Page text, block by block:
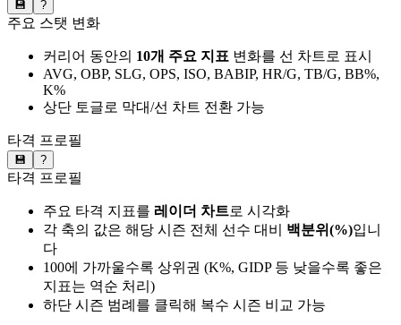
💾 ?
주요 스탯 변화
커리어 동안의 10개 주요 지표 변화를 선 차트로 표시
AVG, OBP, SLG, OPS, ISO, BABIP, HR/G, TB/G, BB%,
K%
상단 토글로 막대/선 차트 전환 가능
타격 프로필
💾 ?
타격 프로필
주요 타격 지표를 레이더 차트로 시각화
각 축의 값은 해당 시즌 전체 선수 대비 백분위(%)입니
다
100에 가까울수록 상위권 (K%, GIDP 등 낮을수록 좋은
지표는 역순 처리)
하단 시즌 범례를 클릭해 복수 시즌 비교 가능